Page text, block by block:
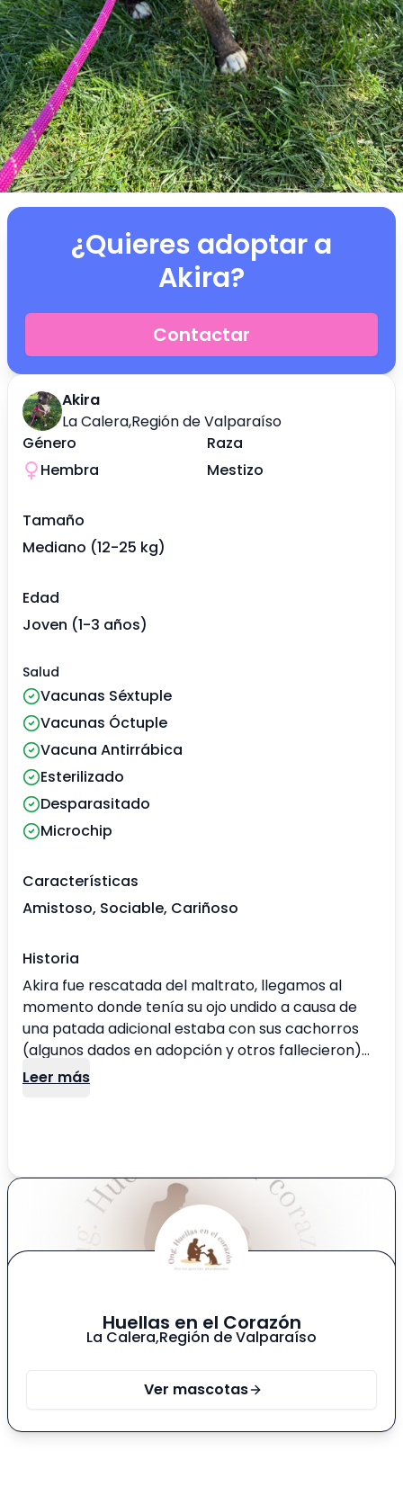
Akira
La Calera,Región de Valparaíso
Género
Hembra
Raza
Mestizo
Tamaño
Mediano (12-25 kg)
Edad
Joven (1-3 años)
Salud
Vacunas Séxtuple
Vacunas Óctuple
Vacuna Antirrábica
Esterilizado
Desparasitado
Microchip
Características
Amistoso, Sociable, Cariñoso
Historia
Akira fue rescatada del maltrato, llegamos al
momento donde tenía su ojo undido a causa de
una patada adicional estaba con sus cachorros
(algunos dados en adopción y otros fallecieron)
ella tuvo 2 operaciones para lograr cerrar su ojito,
necesita cuidados especiales.
Leer más
¿Quieres adoptar a
Akira?
Contactar
Huellas en el Corazón
La Calera,Región de Valparaíso
Ver mascotas